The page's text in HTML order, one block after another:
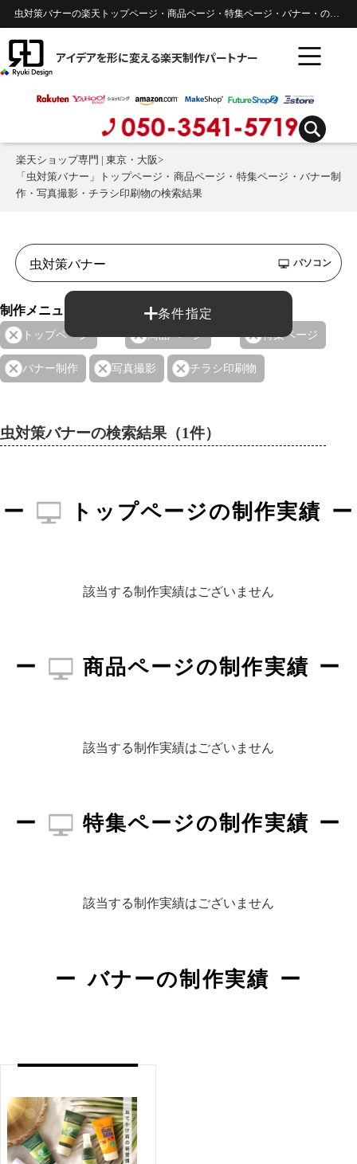
虫対策バナーの楽天トップページ・商品ページ・特集ページ・バナー・の・のデザイン制作実績 |
アイデアを形に変える楽天制作パートナー
楽天ショップ専門 | 東京・大阪>
「虫対策バナー」トップページ・商品ページ・特集ページ・バナー制
作・写真撮影・チラシ印刷物の検索結果
条件指定
パソコン
制作メニュー：
トップページ 商品ページ 特集ページ
バナー制作 写真撮影 チラシ印刷物
虫対策バナーの検索結果（1件）
トップページの制作実績
該当する制作実績はございません
商品ページの制作実績
該当する制作実績はございません
特集ページの制作実績
該当する制作実績はございません
バナーの制作実績